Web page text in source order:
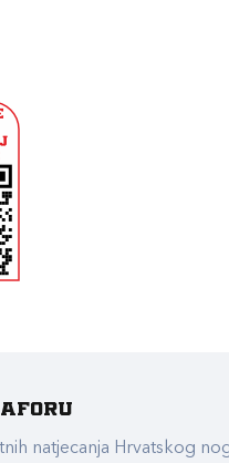
natjecanja Hrvatskog